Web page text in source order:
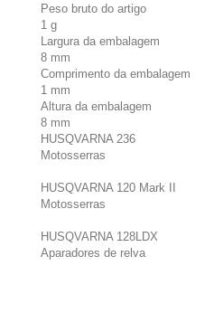
Peso bruto do artigo
1 g
Largura da embalagem
8 mm
Comprimento da embalagem
1 mm
Altura da embalagem
8 mm
HUSQVARNA 236
Motosserras
HUSQVARNA 120 Mark II
Motosserras
HUSQVARNA 128LDX
Aparadores de relva